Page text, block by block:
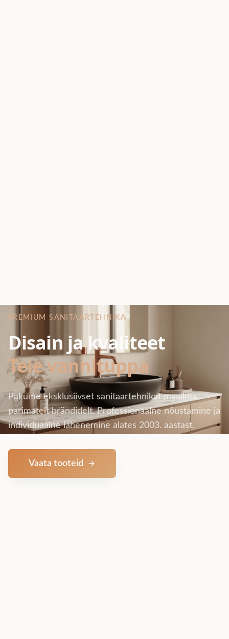
PREMIUM SANITAARTEHNIKA
Disain ja kvaliteet
Teie vannituppa
Pakume eksklusiivset sanitaartehnikat maailma
parimatelt brändidelt. Professionaalne nõustamine ja
individuaalne lähenemine alates 2003. aastast.
Vaata tooteid